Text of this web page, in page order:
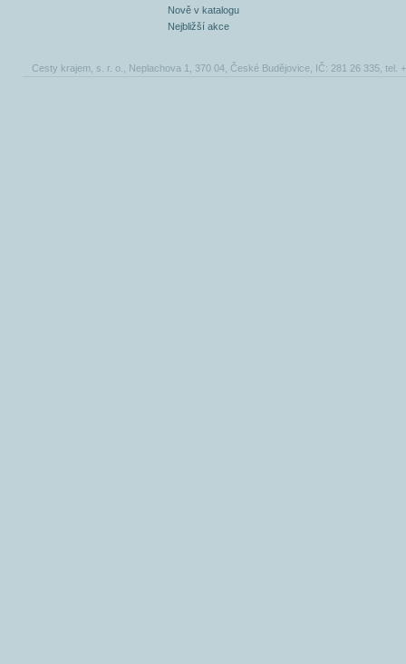
Nově v katalogu
Nejbližší akce
Cesty krajem, s. r. o., Neplachova 1, 370 04, České Budějovice, IČ: 281 26 335, tel.